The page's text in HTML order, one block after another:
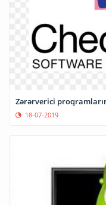
Zərərverici
18-07-2019